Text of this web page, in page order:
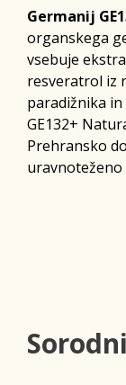
Germanij
organskega
vsebuje
resveratrol iz
paradižnika
GE132+
Prehransko